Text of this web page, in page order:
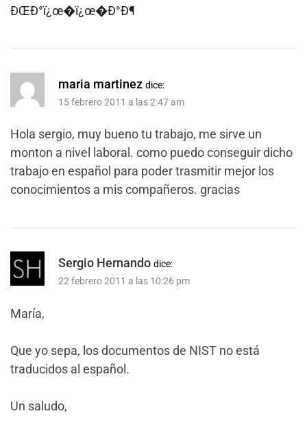
ÐŒÐ°ï¿œ�ï¿œ�Ð°Ð¶
maria martinez dice:
15 febrero 2011 a las 2:47 am
Hola sergio, muy bueno tu trabajo, me sirve un
monton a nivel laboral. como puedo conseguir dicho
trabajo en español para poder trasmitir mejor los
conocimientos a mis compañeros. gracias
Sergio Hernando dice:
22 febrero 2011 a las 10:26 pm
María,
Que yo sepa, los documentos de NIST no está
traducidos al español.
Un saludo,